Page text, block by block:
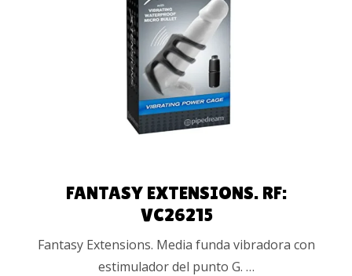
AÑADIR AL
CARRITO
FANTASY EXTENSIONS. RF:
VC26215
Fantasy Extensions. Media funda vibradora con
estimulador del punto G. …